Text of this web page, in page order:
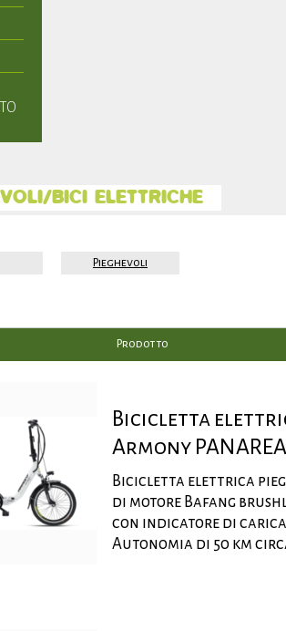
BICI ELETTRICHE
Pieghevoli
Prodotto
Bicicletta
Armony PANAREA
Bicicletta elettrica
di motore Bafang
con indicatore di
Autonomia di 50 km